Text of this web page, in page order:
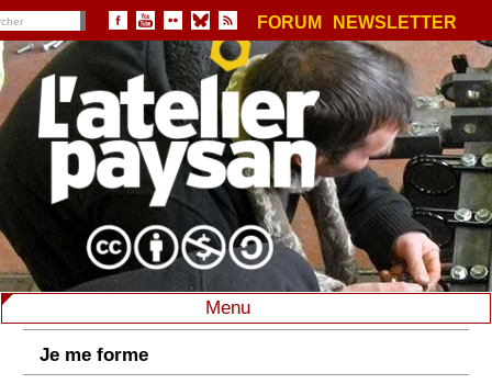
FORUM NEWSLETTER
Menu
Je me forme